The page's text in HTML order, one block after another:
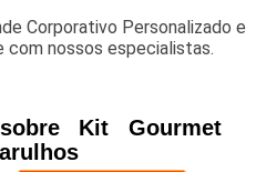
Corporativo Personalizado e
com nossos especialistas.
Kit Gourmet